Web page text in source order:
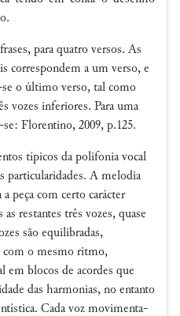
para quatro versos. As
correspondem a um verso, e
o último verso, tal como
vozes inferiores. Para uma
se: Florentino, 2009, p.125.
típicos da polifonia vocal
particularidades. A melodia
peça com certo carácter
restantes três vozes, quase
são equilibradas,
com o mesmo ritmo,
em blocos de acordes que
das harmonias, no entanto
Cada voz movimenta-